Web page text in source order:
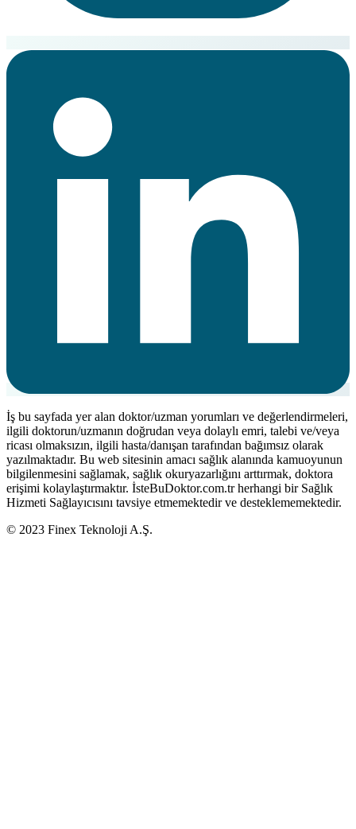
İş bu sayfada yer alan doktor/uzman yorumları ve değerlendirmeleri,
ilgili doktorun/uzmanın doğrudan veya dolaylı emri, talebi ve/veya
ricası olmaksızın, ilgili hasta/danışan tarafından bağımsız olarak
yazılmaktadır. Bu web sitesinin amacı sağlık alanında kamuoyunun
bilgilenmesini sağlamak, sağlık okuryazarlığını arttırmak, doktora
erişimi kolaylaştırmaktır. İsteBuDoktor.com.tr herhangi bir Sağlık
Hizmeti Sağlayıcısını tavsiye etmemektedir ve desteklememektedir.
© 2023 Finex Teknoloji A.Ş.